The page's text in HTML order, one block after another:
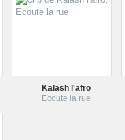
Kalash l'afro
Ecoute la rue